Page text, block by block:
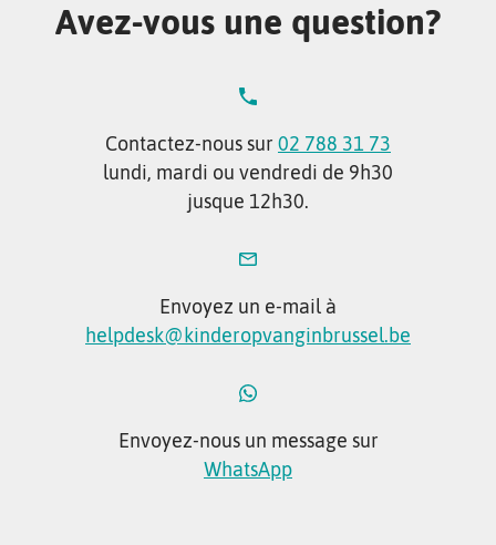
Avez-vous une question?
Contactez-nous sur 02 788 31 73
lundi, mardi ou vendredi de 9h30
jusque 12h30.
Envoyez un e-mail à
helpdesk@kinderopvanginbrussel.be
Envoyez-nous un message sur
WhatsApp